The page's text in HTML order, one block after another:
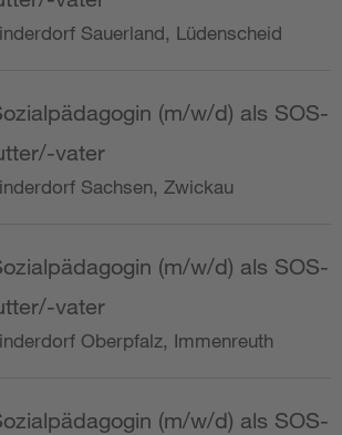
Sauerland, Lüdenscheid
(m/w/d) als SOS-
vater
Sachsen, Zwickau
(m/w/d) als SOS-
vater
Oberpfalz, Immenreuth
(m/w/d) als SOS-